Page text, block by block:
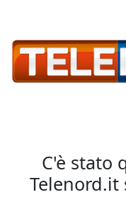
C'è stato
Telenord.it